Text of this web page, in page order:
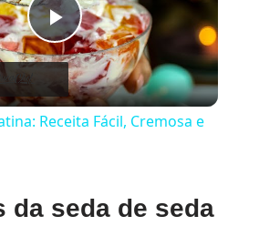
Play
Video
Receita Fácil, Cremosa e
da seda de seda